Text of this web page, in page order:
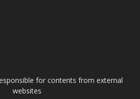
for contents from external
websites